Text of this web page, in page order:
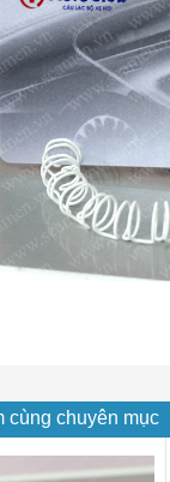
cùng chuyên mục